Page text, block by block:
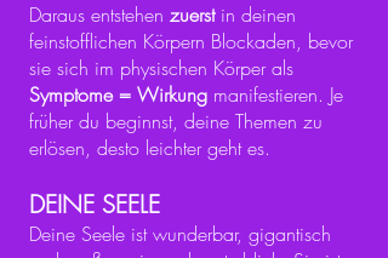
Daraus entstehen zuerst in deinen
feinstofflichen Körpern Blockaden, bevor
sie sich im physischen Körper als
Symptome = Wirkung manifestieren. Je
früher du beginnst, deine Themen zu
erlösen, desto leichter geht es.
DEINE SEELE
Deine Seele ist wunderbar, gigantisch